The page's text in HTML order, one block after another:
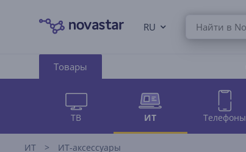
RU
Товары
ТВ ИТ Телефоны
ИТ ИТ-аксессуары